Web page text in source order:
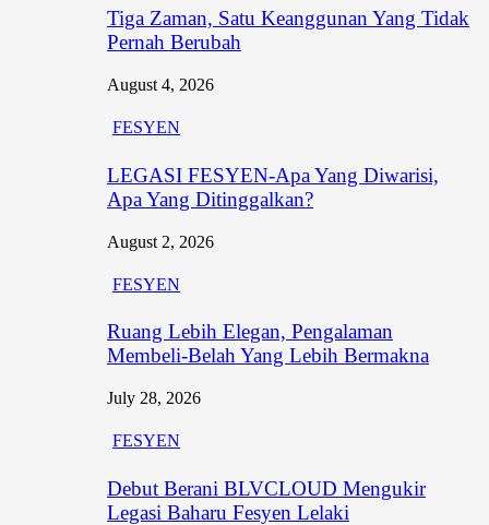
Tiga Zaman, Satu Keanggunan Yang Tidak
Pernah Berubah
August 4, 2026
FESYEN
LEGASI FESYEN-Apa Yang Diwarisi,
Apa Yang Ditinggalkan?
August 2, 2026
FESYEN
Ruang Lebih Elegan, Pengalaman
Membeli-Belah Yang Lebih Bermakna
July 28, 2026
FESYEN
Debut Berani BLVCLOUD Mengukir
Legasi Baharu Fesyen Lelaki